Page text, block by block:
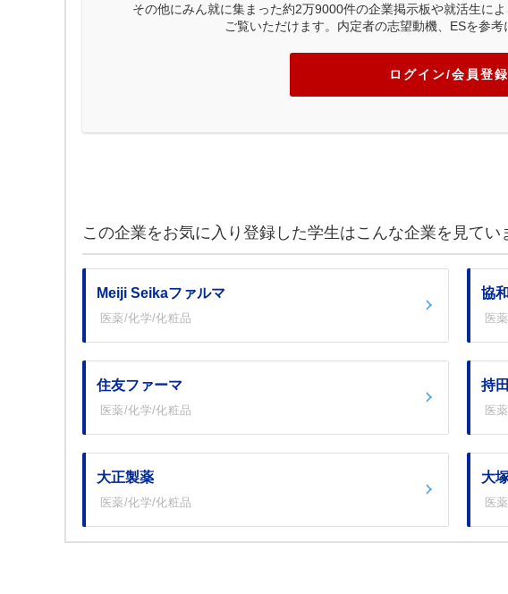
その他にみん就に集まった約2万9000件の企業掲示板や就活生に
ご覧いただけます。内定者の志望動機、ESを参
ログイン/会員登録
この企業をお気に入り登録した学生はこんな企業を見てい
Meiji Seikaファルマ
医薬/化学/化粧品
協
医
住友ファーマ
医薬/化学/化粧品
持
医
大正製薬
医薬/化学/化粧品
大
医